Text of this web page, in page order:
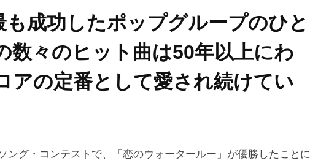
成功したポップグループのひと
数々のヒット曲は50年以上にわ
アの定番として愛され続けてい
ング・コンテストで、「恋のウォータールー」が優勝したことに